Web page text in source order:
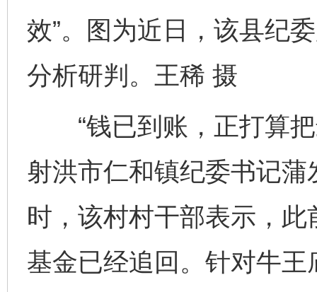
效”。图为近日，该县纪
分析研判。王稀 摄
“钱已到账，正打算把
射洪市仁和镇纪委书记
时，该村村干部表示，
基金已经追回。针对牛